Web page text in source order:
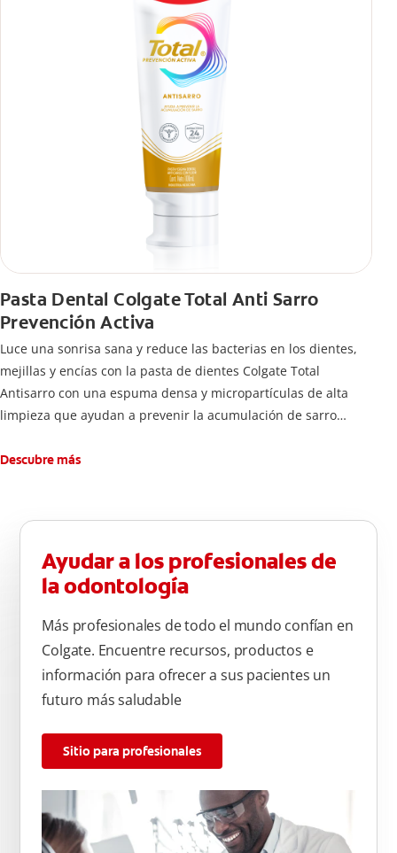
Pasta Dental Colgate Total Anti Sarro
Prevención Activa
Luce una sonrisa sana y reduce las bacterias en los dientes,
mejillas y encías con la pasta de dientes Colgate Total
Antisarro con una espuma densa y micropartículas de alta
limpieza que ayudan a prevenir la acumulación de sarro
Descubre más
Ayudar a los profesionales de
la odontología
Más profesionales de todo el mundo confían en
Colgate. Encuentre recursos, productos e
información para ofrecer a sus pacientes un
futuro más saludable
Sitio para profesionales